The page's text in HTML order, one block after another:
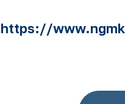
https://